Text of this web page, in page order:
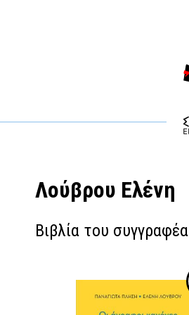
Λούβρου Ελένη
Βιβλία του συγγραφέα